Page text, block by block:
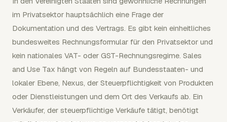
im Privatsektor hauptsächlich eine Frage der
Dokumentation und des Vertrags. Es gibt kein einheitliches
bundesweites Rechnungsformular für den Privatsektor und
kein nationales VAT- oder GST-Rechnungsregime. Sales
and Use Tax hängt von Regeln auf Bundesstaaten- und
lokaler Ebene, Nexus, der Steuerpflichtigkeit von Produkten
oder Dienstleistungen und dem Ort des Verkaufs ab. Ein
Verkäufer, der steuerpflichtige Verkäufe tätigt, benötigt